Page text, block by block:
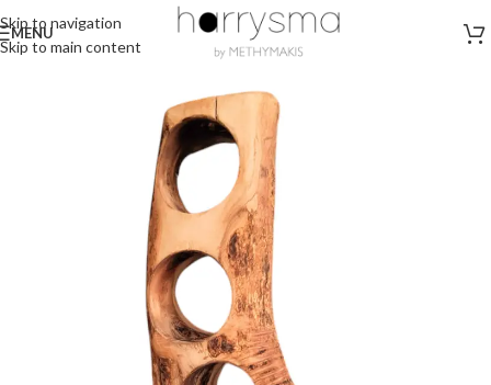
Skip to navigation
Skip to main content
MENU